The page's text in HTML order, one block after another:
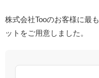
株式会社Tooのお客様に最
ットをご用意しました。